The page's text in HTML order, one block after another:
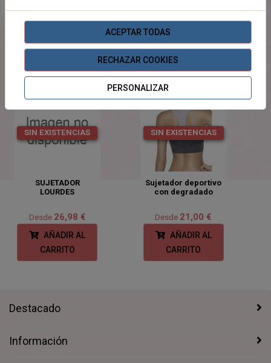
¡Este producto no tiene descripción!
PRODUCTOSRELACIONADOS
SIN EXISTENCIAS
SUJETADOR
LOURDES
Desde 26,98 €
AÑADIR AL
CARRITO
SIN EXISTENCIAS
Sujetador deportivo
con degradado
Desde 21,00 €
AÑADIR AL
CARRITO
Destacado
Información
ACEPTAR TODAS
RECHAZAR COOKIES
PERSONALIZAR